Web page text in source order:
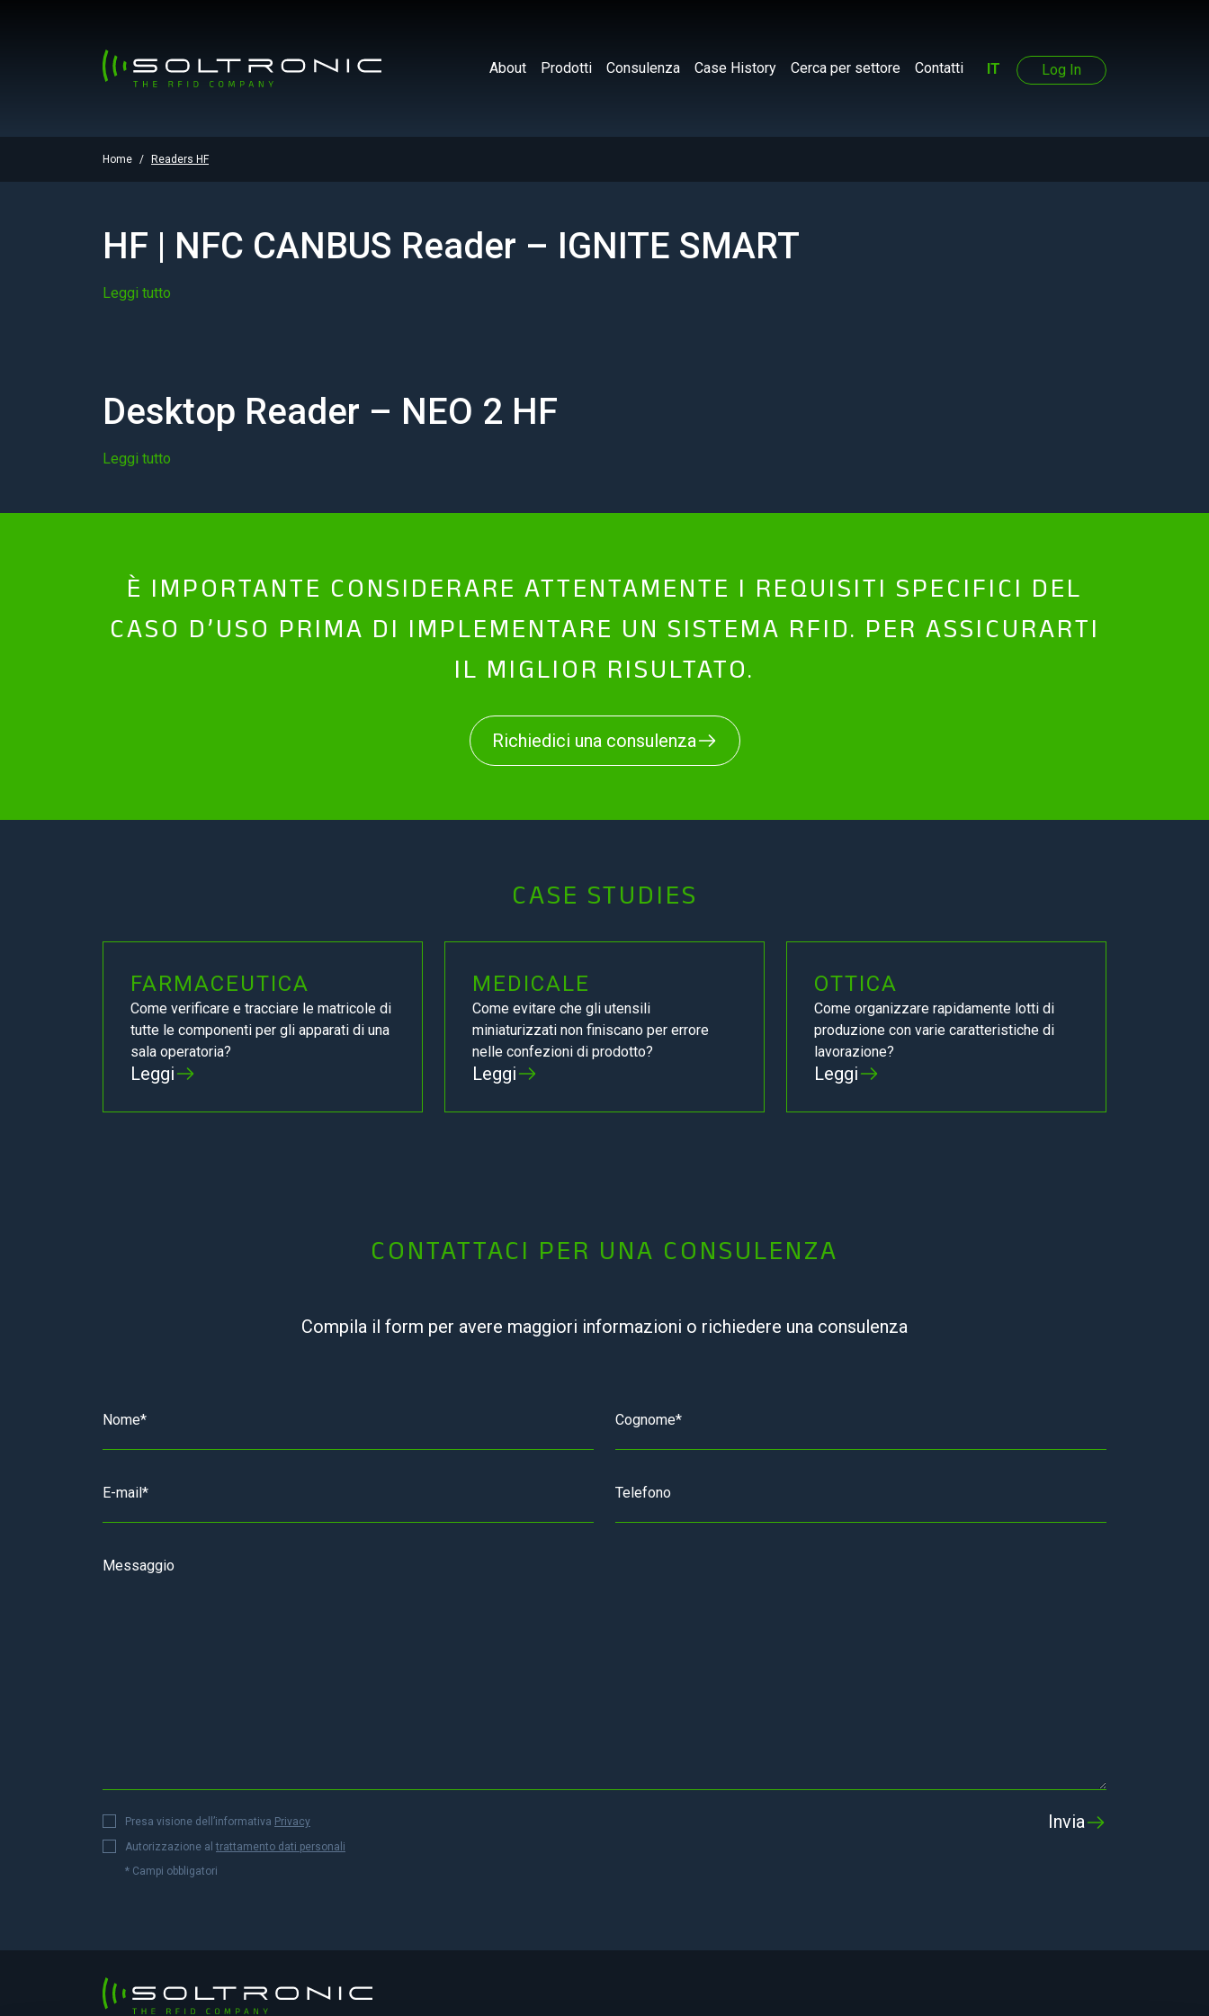
About Prodotti Consulenza Case History Cerca per settore Contatti IT Log In
Home Readers HF
HF | NFC CANBUS Reader – IGNITE SMART
Leggi tutto
Desktop Reader – NEO 2 HF
Leggi tutto
È IMPORTANTE CONSIDERARE ATTENTAMENTE I REQUISITI SPECIFICI DEL
CASO D’USO PRIMA DI IMPLEMENTARE UN SISTEMA RFID. PER ASSICURARTI
IL MIGLIOR RISULTATO.
Richiedici una consulenza
CASE STUDIES
FARMACEUTICA
Come verificare e tracciare le matricole di
tutte le componenti per gli apparati di una
sala operatoria?
Leggi
MEDICALE
Come evitare che gli utensili
miniaturizzati non finiscano per errore
nelle confezioni di prodotto?
Leggi
OTTICA
Come organizzare rapidamente lotti di
produzione con varie caratteristiche di
lavorazione?
Leggi
CONTATTACI PER UNA CONSULENZA
Compila il form per avere maggiori informazioni o richiedere una consulenza
Presa visione dell’informativa Privacy
Autorizzazione altrattamento dati personali
* Campi obbligatori